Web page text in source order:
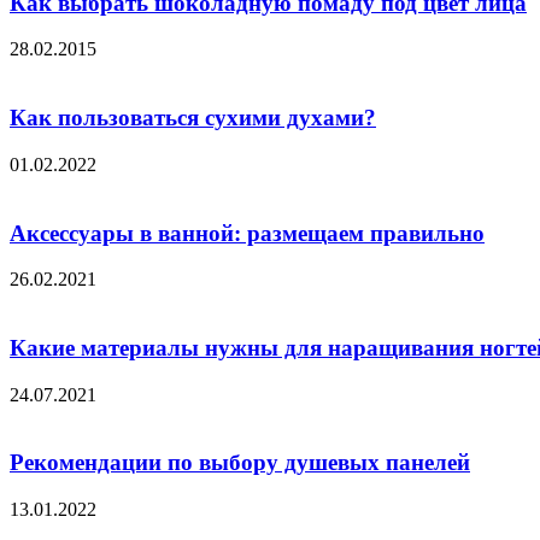
28.02.2015
Как пользоваться сухими духами?
01.02.2022
Аксессуары в ванной: размещаем правильно
26.02.2021
Какие материалы нужны для наращивания
24.07.2021
Рекомендации по выбору душевых панелей
13.01.2022